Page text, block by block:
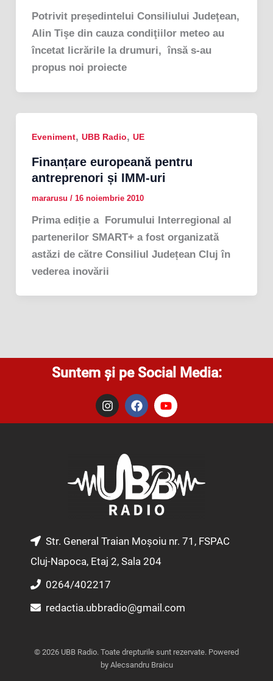
Potrivit preşedintelui Consiliului Judeţean,
Alin Tişe din cauza condiţiilor meteo au
încetat licrările la drumuri, însă s-au
propus noi proiecte
Eveniment, UBB Radio, UE
Finanțare europeană pentru
antreprenori și IMM-uri
mararusu / 16 noiembrie 2010
Prima ediție a Forumului Interregional al
partenerilor SMART+ a fost organizată
astăzi de către Consiliul Județean Cluj în
vederea inovării
Suntem și pe Social Media:
I
n
s
m
F
a
c
o
k
Y
o
u
e
Str. General Traian Moșoiu nr. 71, FSPAC
Cluj-Napoca, Etaj 2, Sala 204
0264/402217
redactia.ubbradio@gmail.com
© 2026 UBB Radio. Toate drepturile sunt rezervate. Powered
by Alecsandru Braicu